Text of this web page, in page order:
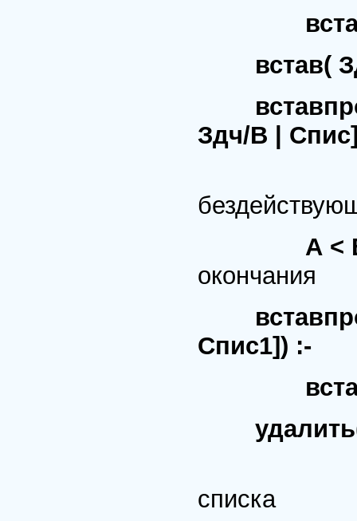
встав(
встав(
Здч/В |
А <
окончания
Спис1]) :-
удалить(
списка